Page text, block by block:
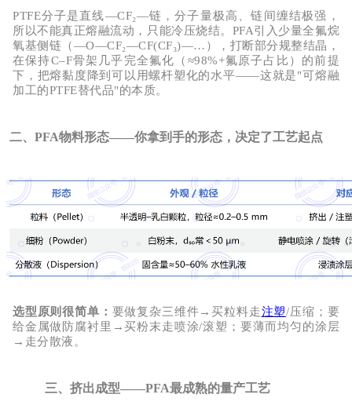
PTFE分子是直线—CF₂—链，分子量极高、链间缠结极强，
所以不能真正熔融流动 ，只能冷压烧结。 PFA引入少量全氟烷
氧基侧链（—O—CF₂—CF(CF₃)—…），打断部分规整结晶，
在保持C–F骨架几乎完全氟化（≈98%+氟原子占比）的前提
下 ，把熔黏度降到可以用螺杆塑化的水平——这就是"可熔融
加工的PTFE替代品"的本质。
二、PFA物料形态——你拿到手的形态，决定了工艺起点
选型原则很简单： 要做复杂三维件→买粒料走注塑/压缩；要
给金属做防腐衬里→买粉末走喷涂/滚塑；要薄而均匀的涂层
→走分散液。
三、挤出成型——PFA最成熟的量产工艺